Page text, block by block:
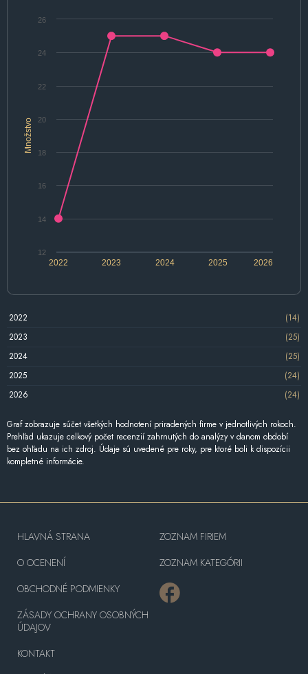
Množstvo
2022 2024 2026
2023 2025
12
14
16
18
20
22
24
26
2022
(14)
2023
(25)
2024
(25)
2025
(24)
2026
(24)
Graf zobrazuje súčet všetkých hodnotení priradených firme v jednotlivých rokoch.
Prehľad ukazuje celkový počet recenzií zahrnutých do analýzy v danom období
bez ohľadu na ich zdroj. Údaje sú uvedené pre roky, pre ktoré boli k dispozícii
kompletné informácie.
HLAVNÁ STRANA
O OCENENÍ
OBCHODNÉ PODMIENKY
ZÁSADY OCHRANY OSOBNÝCH
ÚDAJOV
KONTAKT
ZOZNAM FIRIEM
ZOZNAM KATEGÓRII